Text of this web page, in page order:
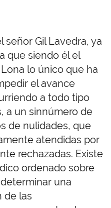
señor Gil Lavedra, ya
que siendo él el
lo único que ha
el avance
a todo tipo
a un sinnúmero de
de nulidades, que
atendidas por
rechazadas. Existe
ordenado sobre
una
de las